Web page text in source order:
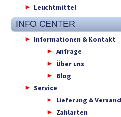
Leuchtmittel
INFO CENTER
Informationen & Kontakt
Anfrage
Über uns
Blog
Service
Lieferung & Versand
Zahlarten